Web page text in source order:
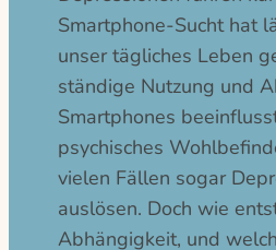
Smartphone-Sucht hat
unser tägliches Leben
ständige Nutzung und
Smartphones
psychisches
vielen Fällen sogar
auslösen. Doch wie
Abhängigkeit, und